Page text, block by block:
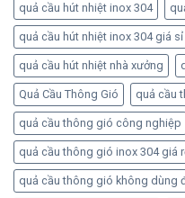
quả cầu hút nhiệt inox 304
quả cầu hút nhiệt inox 304 giá sỉ
quả cầu hút nhiệt nhà xưởng
Quả Cầu Thông Gió quả cầu
quả cầu thông gió công nghiệp
quả cầu thông gió inox 304 giá
quả cầu thông gió không dùng